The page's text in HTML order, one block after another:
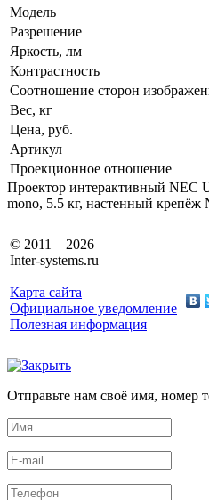
Модель
Разрешение
Яркость, лм
Контрастность
Соотношение сторон
Вес, кг
Цена, руб.
Артикул
Проекционное отношение
Проектор интерактивный NEC
mono, 5.5 кг, настенный крепёж
© 2011—2026
Inter-systems.ru
Карта сайта
Официальное уведомление
Полезная информация
Отправьте нам своё имя, номер